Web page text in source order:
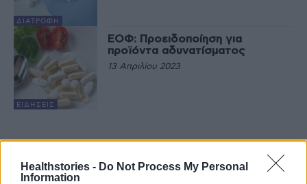
Healthstories - Do Not Process My Personal
Information
ΔΙΑΤΡΟΦΉ
ΕΙΔΉΣΕΙΣ
ΕΟΦ: Προειδοποίηση για
προϊόντα αδυνατίσματος
13 Απριλίου 2023
Τελευταία Νέα